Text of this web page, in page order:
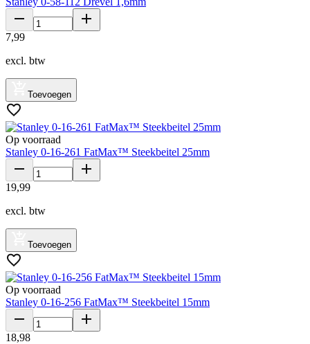
7,99
excl. btw
Toevoegen
Op voorraad
Stanley 0-16-261 FatMax™ Steekbeitel 25mm
19,99
excl. btw
Toevoegen
Op voorraad
Stanley 0-16-256 FatMax™ Steekbeitel 15mm
18,98